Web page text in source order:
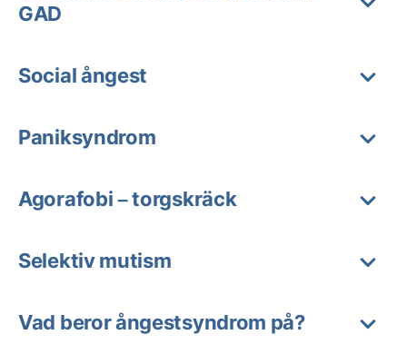
GAD
Social ångest
Paniksyndrom
Agorafobi – torgskräck
Selektiv mutism
Vad beror ångestsyndrom på?